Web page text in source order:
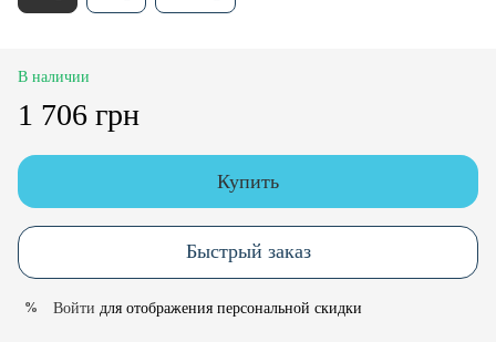
В наличии
1 706 грн
Купить
Быстрый заказ
% Войти для отображения персональной скидки